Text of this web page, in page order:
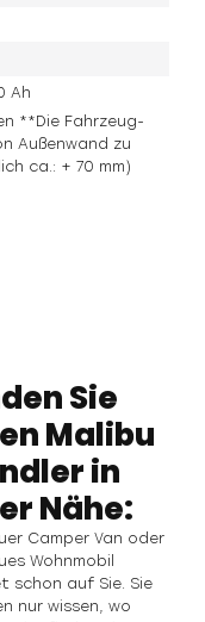
Ah
**Die Fahrzeug-
Außenwand zu
ca.: + 70 mm)
Sie
Malibu
in
Nähe:
Camper Van oder
Wohnmobil
schon auf Sie. Sie
nur wissen, wo